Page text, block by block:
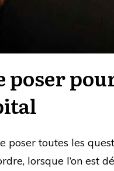
poser
poser toutes les
lorsque l’on est